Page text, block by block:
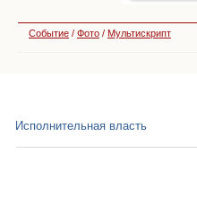
Событие / Фото / Мультискрипт
Исполнительная власть